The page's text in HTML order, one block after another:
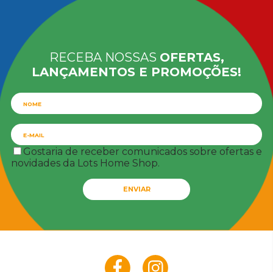
RECEBA NOSSAS OFERTAS,
LANÇAMENTOS E PROMOÇÕES!
Gostaria de receber comunicados sobre ofertas e
novidades da Lots Home Shop.
ENVIAR